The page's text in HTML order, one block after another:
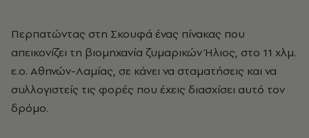
Περπατώντας στη Σκουφά ένας πίνακας που
απεικονίζει τη βιομηχανία ζυμαρικών Ήλιος, στo 11 χλμ.
ε.ο. Αθηνών-Λαμίας, σε κάνει να σταματήσεις και να
συλλογιστείς τις φορές που έχεις διασχίσει αυτό τον
δρόμο.